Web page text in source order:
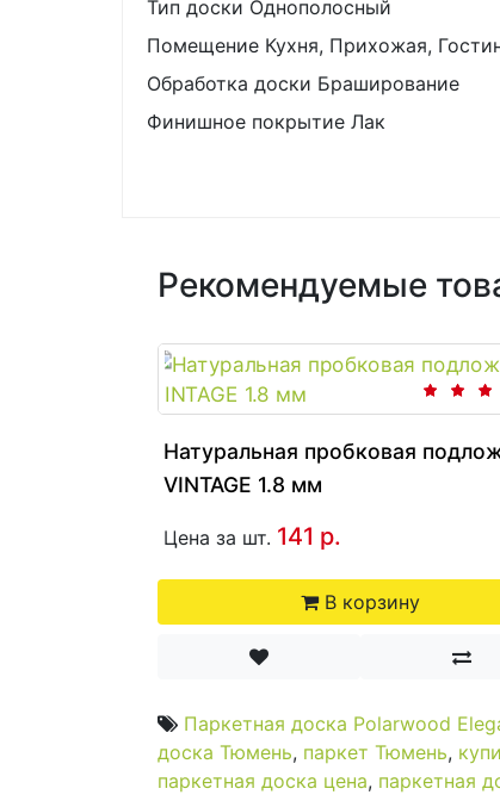
Тип доски Однополосный
Помещение Кухня, Прихожая,
Обработка доски Браширование
Финишное покрытие Лак
Рекомендуемые
Натуральная пробковая
VINTAGE 1.8 мм
Цена за шт. 141 р.
В корзину
Паркетная доска Polarwood
доска Тюмень, паркет Тюмень,
паркетная доска цена, паркетная